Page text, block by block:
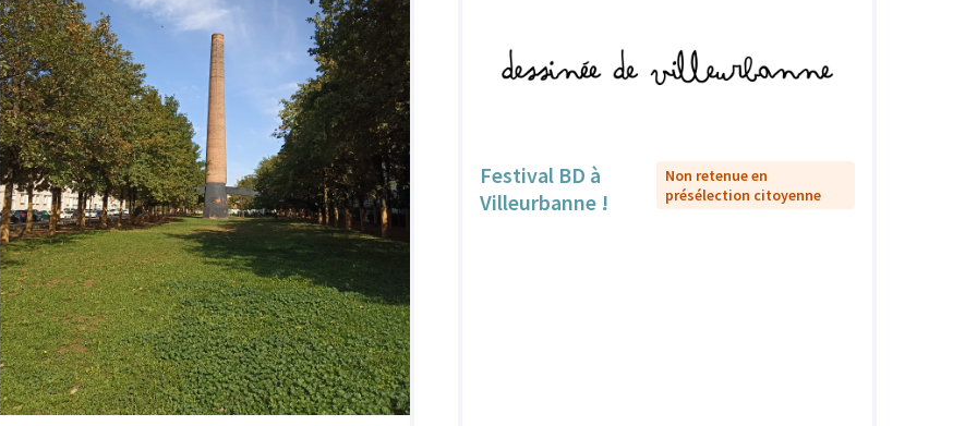
Festival BD à
Villeurbanne !
Non retenue en
présélection citoyenne